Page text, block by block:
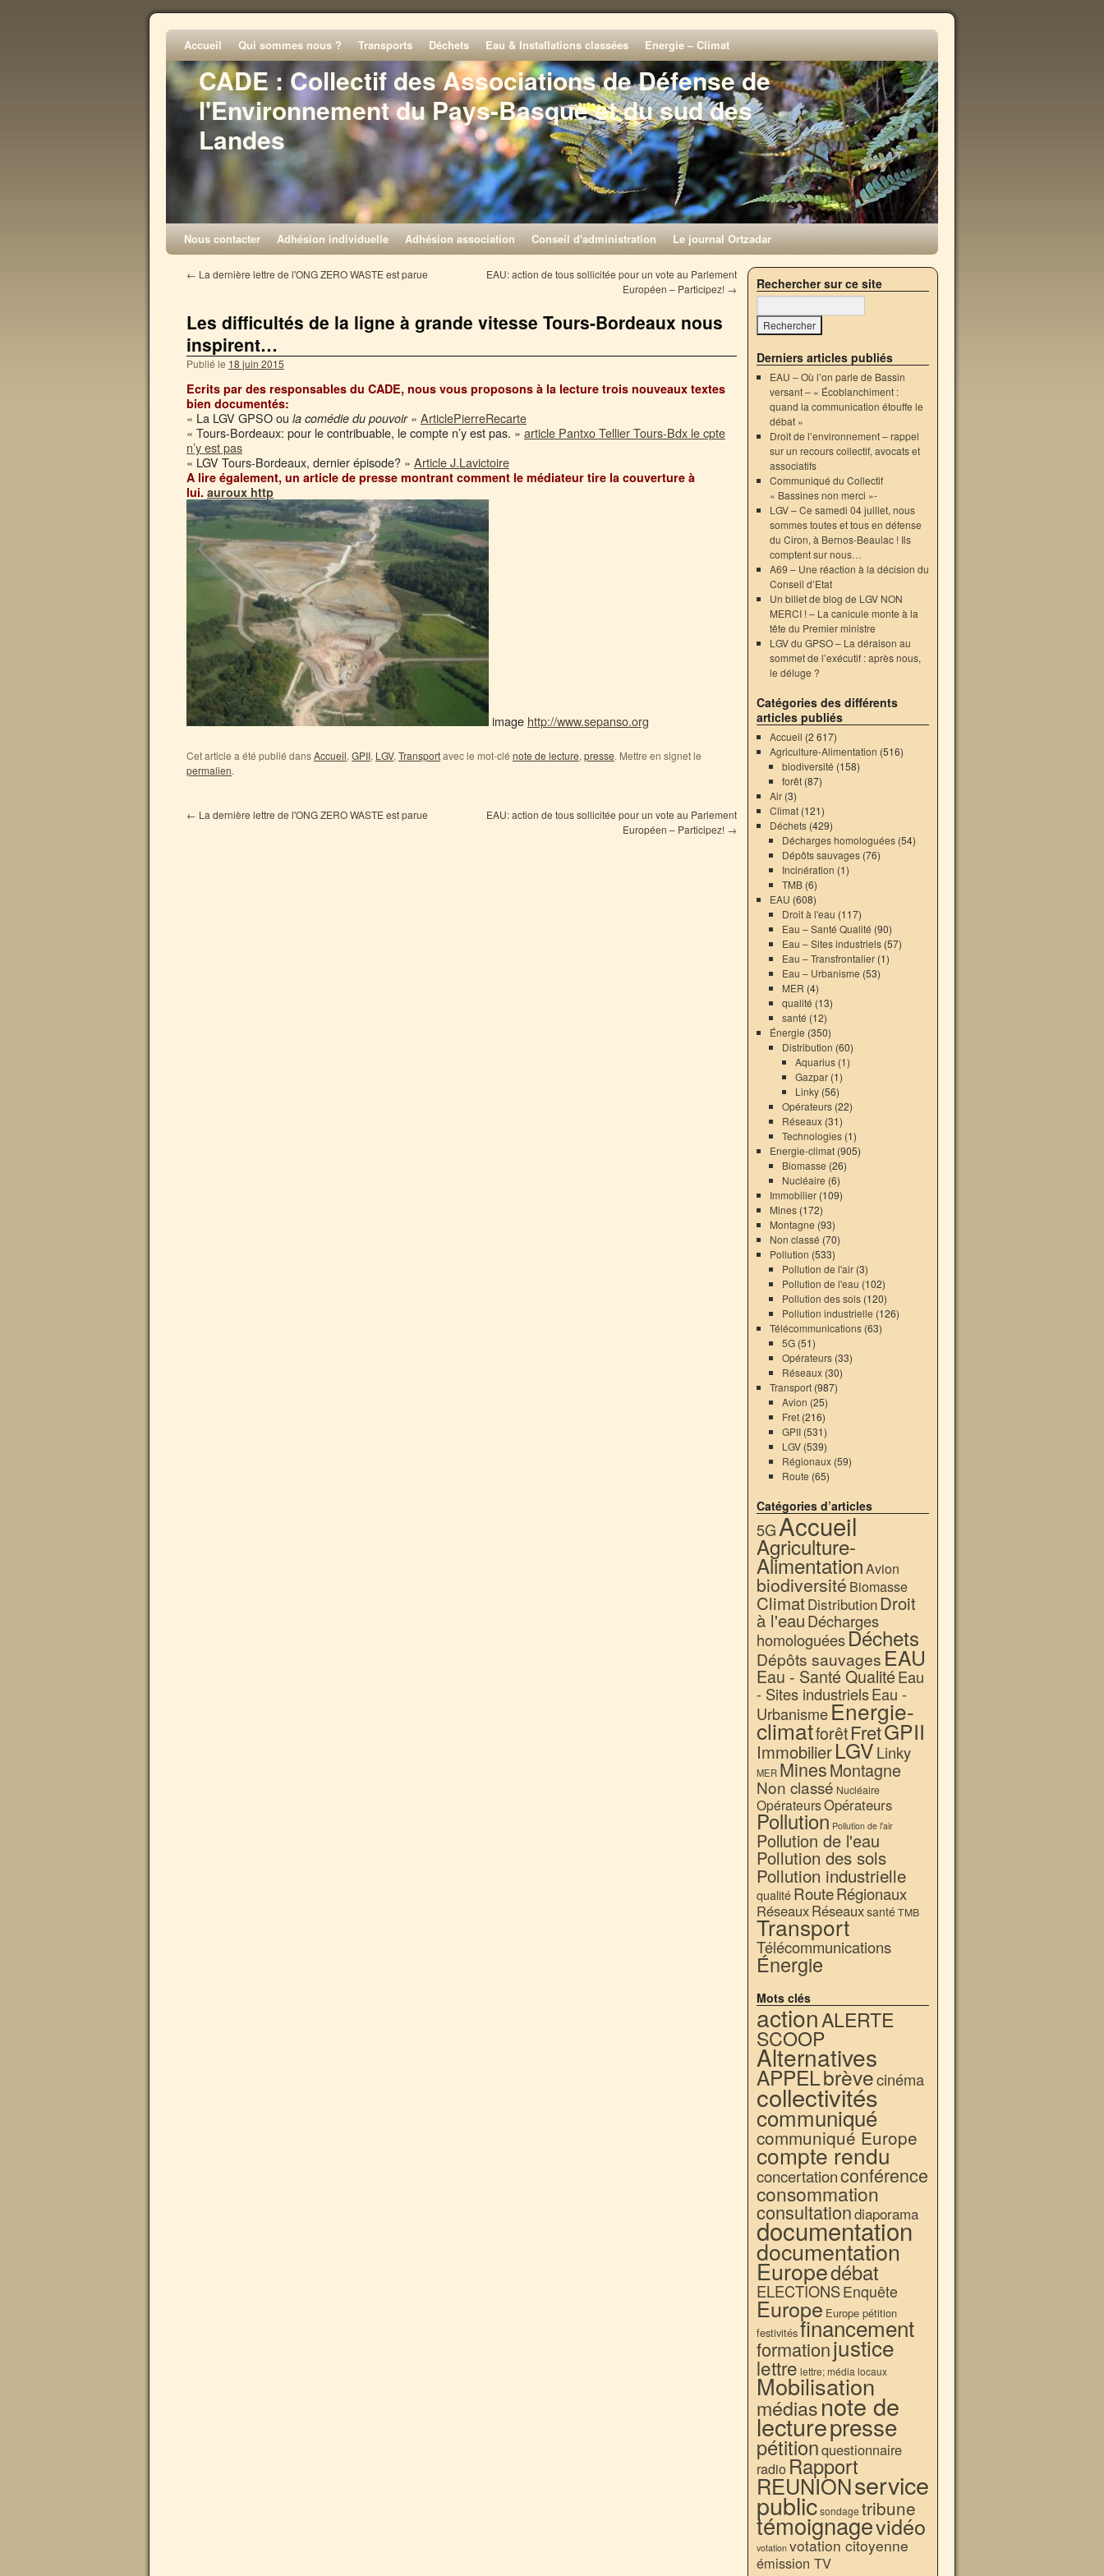
CADE : Collectif des Associations de Défense de
l'Environnement du Pays-Basque et du sud des
Landes
Accueil Qui sommes nous ? Transports Déchets Eau & Installations classées Energie – Climat
Nous contacter Adhésion individuelle Adhésion association Conseil d'administration Le journal Ortzadar
← La dernière lettre de l'ONG ZERO WASTE est parue
EAU: action de tous sollicitée pour un vote au Parlement
Européen – Participez! →
Les difficultés de la ligne à grande vitesse Tours-Bordeaux nous
inspirent…
Publié le 18 juin 2015
Ecrits par des responsables du CADE, nous vous proposons à la lecture trois nouveaux textes
bien documentés:
« La LGV GPSO ou la comédie du pouvoir » ArticlePierreRecarte
« Tours-Bordeaux: pour le contribuable, le compte n’y est pas. » article Pantxo Tellier Tours-Bdx le cpte
n’y est pas
« LGV Tours-Bordeaux, dernier épisode? » Article J.Lavictoire
A lire également, un article de presse montrant comment le médiateur tire la couverture à
lui. auroux http
image http://www.sepanso.org
Cet article a été publié dansAccueil, GPII, LGV, Transportavec le mot-clé note de lecture, presse. Mettre en signet le
permalien.
← La dernière lettre de l'ONG ZERO WASTE est parue
EAU: action de tous sollicitée pour un vote au Parlement
Européen – Participez! →
Rechercher sur ce site
Derniers articles publiés
EAU – Où l’on parle de Bassin
versant – « Écoblanchiment :
quand la communication étouffe le
débat »
Droit de l’environnement – rappel
sur un recours collectif, avocats et
associatifs
Communiqué du Collectif
« Bassines non merci »-
LGV – Ce samedi 04 juillet, nous
sommes toutes et tous en défense
du Ciron, à Bernos-Beaulac ! Ils
comptent sur nous…
A69 – Une réaction à la décision du
Conseil d’Etat
Un billet de blog de LGV NON
MERCI ! – La canicule monte à la
tête du Premier ministre
LGV du GPSO – La déraison au
sommet de l’exécutif : après nous,
le déluge ?
Catégories des différents
articles publiés
Accueil (2 617)
Agriculture-Alimentation (516)
biodiversité (158)
forêt (87)
Air(3)
Climat(121)
Déchets(429)
Décharges homologuées (54)
Dépôts sauvages (76)
Incinération (1)
TMB (6)
EAU (608)
Droit à l'eau (117)
Eau – Santé Qualité (90)
Eau – Sites industriels (57)
Eau – Transfrontalier (1)
Eau – Urbanisme (53)
MER (4)
qualité (13)
santé (12)
Énergie (350)
Distribution (60)
Aquarius(1)
Gazpar(1)
Linky(56)
Opérateurs (22)
Réseaux (31)
Technologies (1)
Energie-climat(905)
Biomasse (26)
Nucléaire (6)
Immobilier(109)
Mines(172)
Montagne (93)
Non classé (70)
Pollution (533)
Pollution de l'air (3)
Pollution de l'eau (102)
Pollution des sols (120)
Pollution industrielle (126)
Télécommunications(63)
5G (51)
Opérateurs (33)
Réseaux (30)
Transport(987)
Avion (25)
Fret (216)
GPII (531)
LGV (539)
Régionaux (59)
Route (65)
Catégories d’articles
5GAccueil
Agriculture-
AlimentationAvion
biodiversité Biomasse
ClimatDistributionDroit
à l'eauDécharges
homologuéesDéchets
Dépôts sauvages EAU
Eau - Santé QualitéEau
- Sites industrielsEau -
UrbanismeEnergie-
climatforêtFretGPII
ImmobilierLGVLinky
MER MinesMontagne
Non classé Nucléaire
OpérateursOpérateurs
Pollution Pollution de l'air
Pollution de l'eau
Pollution des sols
Pollution industrielle
qualité RouteRégionaux
RéseauxRéseauxsantéTMB
Transport
Télécommunications
Énergie
Mots clés
actionALERTE
SCOOP
Alternatives
APPELbrèvecinéma
collectivités
communiqué
communiqué Europe
compte rendu
concertationconférence
consommation
consultationdiaporama
documentation
documentation
Europedébat
ELECTIONSEnquête
Europe Europe pétition
festivitésfinancement
formationjustice
lettre lettre; média locaux
Mobilisation
médiasnote de
lecturepresse
pétitionquestionnaire
radio Rapport
REUNIONservice
publicsondage tribune
témoignagevidéo
votation votation citoyenne
émission TV